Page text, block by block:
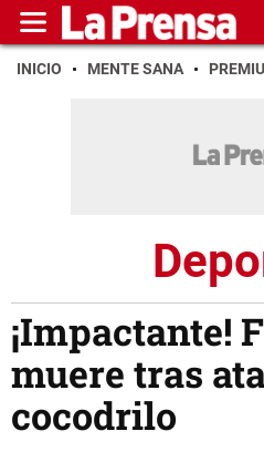
INICIO MENTE SANA
¡Impactante!
muere tras
cocodrilo